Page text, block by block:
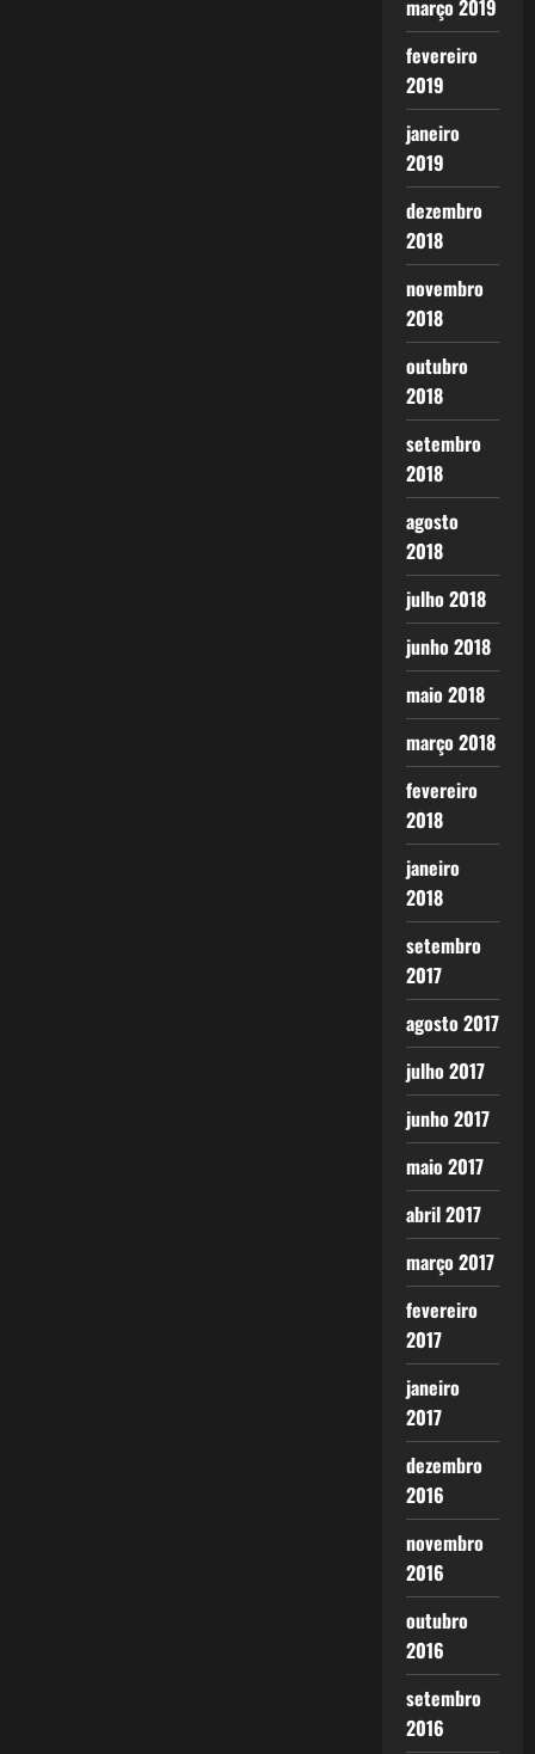
março 2019
fevereiro
2019
janeiro
2019
dezembro
2018
novembro
2018
outubro
2018
setembro
2018
agosto
2018
julho 2018
junho 2018
maio 2018
março 2018
fevereiro
2018
janeiro
2018
setembro
2017
agosto 2017
julho 2017
junho 2017
maio 2017
abril 2017
março 2017
fevereiro
2017
janeiro
2017
dezembro
2016
novembro
2016
outubro
2016
setembro
2016